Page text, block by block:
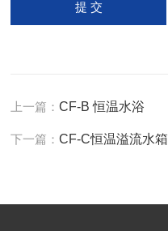
上一篇：CF-B 恒温水浴
下一篇：CF-C恒温溢流水箱